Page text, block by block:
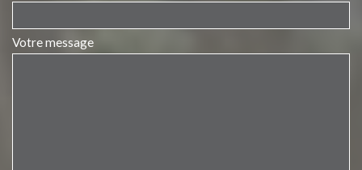
Votre message